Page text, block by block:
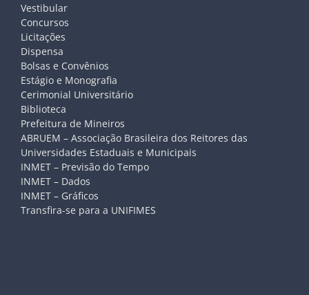
Vestibular
Concursos
Licitações
Dispensa
Bolsas e Convênios
Estágio e Monografia
Cerimonial Universitário
Biblioteca
Prefeitura de Mineiros
ABRUEM – Associação Brasileira dos Reitores das
Universidades Estaduais e Municipais
INMET – Previsão do Tempo
INMET – Dados
INMET – Gráficos
Transfira-se para a UNIFIMES